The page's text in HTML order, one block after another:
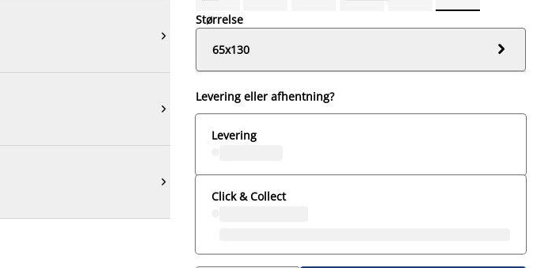



Størrelse
65x130

Levering eller afhentning?
Levering
Click & Collect